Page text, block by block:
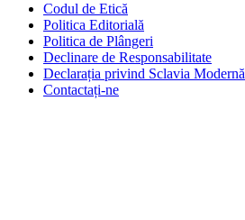
Codul de Etică
Politica Editorială
Politica de Plângeri
Declinare de Responsabilitate
Declarația privind Sclavia Modernă
Contactați-ne